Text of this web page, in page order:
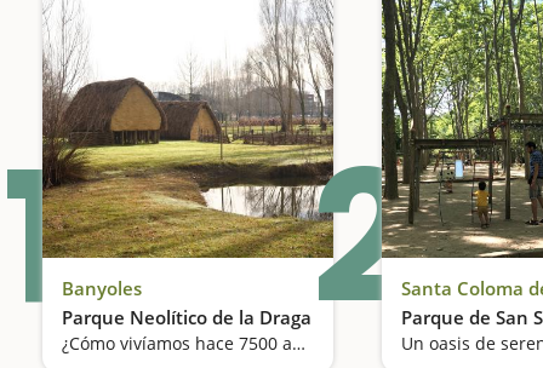
1 Banyoles
Parque Neolítico de la Draga
¿Cómo vivíamos hace 7500 años? Esta visita nos permite entrar a diferentes cabañas 2Santa Coloma
Parque de San